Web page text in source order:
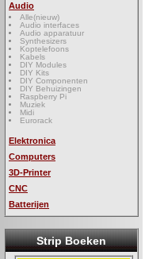
Audio
Alle(nieuw)
Audio interfaces
Audio apparatuur
Synthesizers
Koptelefoons
Kabels
DIY Modules
DIY Kits
DIY Componenten
DIY Behuizingen
Raspberry Pi
Muziek
Midi
Eurorack
Elektronica
Computers
3D-Printer
CNC
Batterijen
Strip Boeken